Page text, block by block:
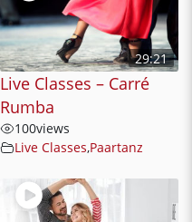
29:21
Live Classes – Carré
Rumba
100views
Live Classes,Paartanz